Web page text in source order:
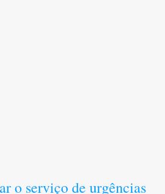
o serviço de urgências